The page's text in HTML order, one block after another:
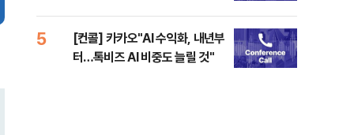
5
[컨콜] 카카오"AI 수익화, 내년부
터…톡비즈 AI 비중도 늘릴 것"